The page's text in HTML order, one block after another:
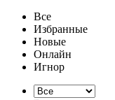
Все
Избранные
Новые
Онлайн
Игнор